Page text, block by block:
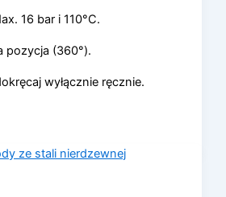
16 bar i 110°C.
pozycja (360°).
wyłącznie ręcznie.